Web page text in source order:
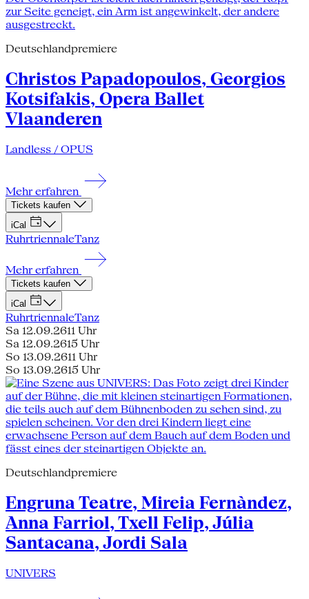
Deutschlandpremiere
Christos Papadopoulos, Georgios
Kotsifakis, Opera Ballet
Vlaanderen
Landless / OPUS
Mehr erfahren
Tickets kaufen
iCal
RuhrtriennaleTanz
Mehr erfahren
Tickets kaufen
iCal
RuhrtriennaleTanz
Sa 12.09.2611 Uhr
Sa 12.09.2615 Uhr
So 13.09.2611 Uhr
So 13.09.2615 Uhr
Deutschlandpremiere
Engruna Teatre, Mireia Fernàndez,
Anna Farriol, Txell Felip, Júlia
Santacana, Jordi Sala
UNIVERS